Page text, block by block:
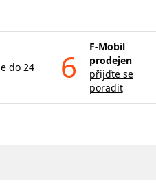
do 24
6
F-Mobil
prodejen
přijďte se
poradit